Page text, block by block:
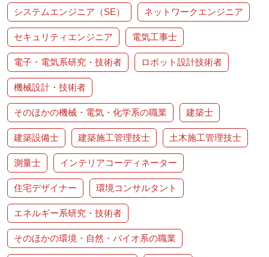
システムエンジニア（SE） ネットワークエンジニア
セキュリティエンジニア 電気工事士
電子・電気系研究・技術者 ロボット設計技術者
機械設計・技術者
そのほかの機械・電気・化学系の職業 建築士
建築設備士 建築施工管理技士 土木施工管理技士
測量士 インテリアコーディネーター
住宅デザイナー 環境コンサルタント
エネルギー系研究・技術者
そのほかの環境・自然・バイオ系の職業